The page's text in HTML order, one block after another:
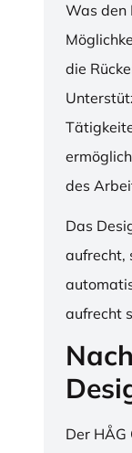
Was den
die
des
Das
aufrecht,
aufrecht
Der